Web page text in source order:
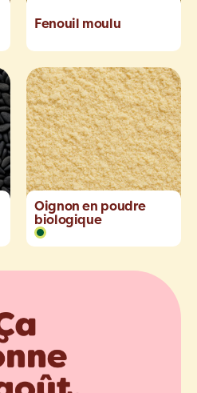
Fenouil moulu
Oignon en poudre
biologique